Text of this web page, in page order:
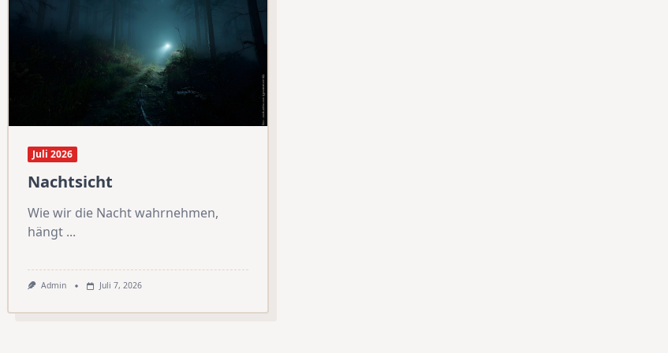
Juli 2026
Nachtsicht
Wie wir die Nacht wahrnehmen,
hängt ...
Admin Juli 7, 2026